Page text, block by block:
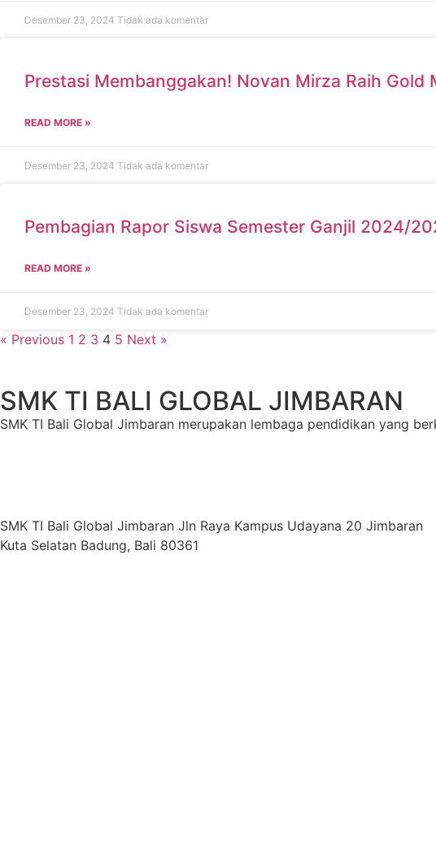
Desember 23, 2024 Tidak ada komentar
Prestasi Membanggakan! Novan Mirza Raih
READ MORE »
Desember 23, 2024 Tidak ada komentar
Pembagian Rapor Siswa Semester Ganjil 2024/
READ MORE »
Desember 23, 2024 Tidak ada komentar
« Previous 1 2 3 4 5 Next »
SMK TI BALI GLOBAL JIMBARAN
SMK TI Bali Global Jimbaran merupakan lembaga pendidikan yang
SMK TI Bali Global Jimbaran Jln Raya Kampus Udayana 20 Jimbaran
Kuta Selatan Badung, Bali 80361